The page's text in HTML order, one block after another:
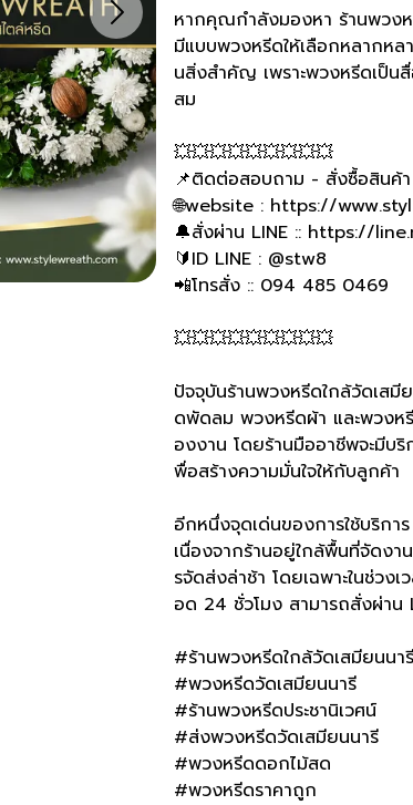
หากคุณกำลังมองหา ร้านพวงห
มีแบบพวงหรีดให้เลือกหลากหล
นสิ่งสำคัญ เพราะพวงหรีดเป็น
สม
💥💥💥💥💥💥💥💥💥
📌ติดต่อสอบถาม - สั่งซื้อสินค้
🌐website : https://
🔔สั่งผ่าน LINE :: https://
🔰ID LINE : @stw8
📲โทรสั่ง :: 094 485 0469
💥💥💥💥💥💥💥💥💥
ปัจจุบันร้านพวงหรีดใกล้วัดเส
ดพัดลม พวงหรีดผ้า และพวงห
องงาน โดยร้านมืออาชีพจะมี
พื่อสร้างความมั่นใจให้กับลูกค้า
อีกหนึ่งจุดเด่นของการใช้บริกา
เนื่องจากร้านอยู่ใกล้พื้นที่จัดงา
รจัดส่งล่าช้า โดยเฉพาะในช่ว
อด 24 ชั่วโมง สามารถสั่งผ่าน
#ร้านพวงหรีดใกล้วัดเสมียนนารี
#พวงหรีดวัดเสมียนนารี
#ร้านพวงหรีดประชานิเวศน์
#ส่งพวงหรีดวัดเสมียนนารี
#พวงหรีดดอกไม้สด
#พวงหรีดราคาถูก